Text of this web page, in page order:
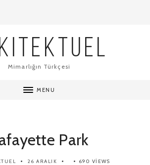
Mimarlığın Türkçesi
MENU
Park
26 ARALIK 690 VIEWS